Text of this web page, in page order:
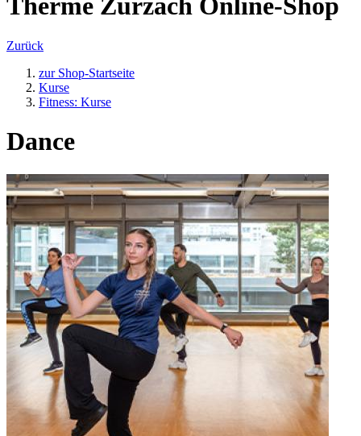
Therme Zurzach Online-Shop
Zurück
zur Shop-Startseite
Kurse
Fitness: Kurse
Dance